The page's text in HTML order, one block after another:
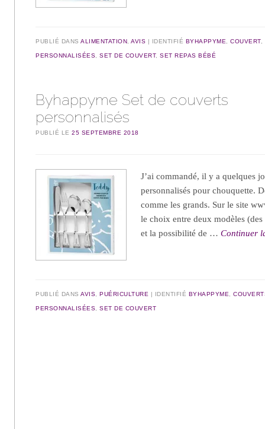
PUBLIÉ DANSALIMENTATION ,AVIS IDENTIFIÉ BYHAPPYME ,COUVERT,
PERSONNALISÉES ,SET DE COUVERT,SET REPAS BÉBÉ
Byhappyme Set de couverts
personnalisés
PUBLIÉ LE25 SEPTEMBRE 2018
J’ai commandé, il y a quelques
personnalisés pour chouquette.
comme les grands. Sur le site
le choix entre deux modèles
et la possibilité de …Continuer
PUBLIÉ DANSAVIS ,PUÉRICULTURE IDENTIFIÉ BYHAPPYME ,
PERSONNALISÉES ,SET DE COUVERT